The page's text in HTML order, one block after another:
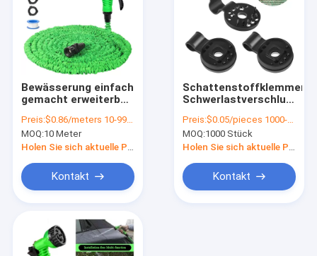
Bewässerung einfach
gemacht erweiterbar
Garten Schlauch 25-
200FT mit
Sprühpistole
Preis:$0.86/meters 10-99 meters
MOQ:10 Meter
Kontakt
Schattenstoffklemmen
Sonnenschattennetz
und
Plastikmaschenklemmen
Preis:$0.05/pieces 1000-4999 pieces
MOQ:1000 Stück
Kontakt